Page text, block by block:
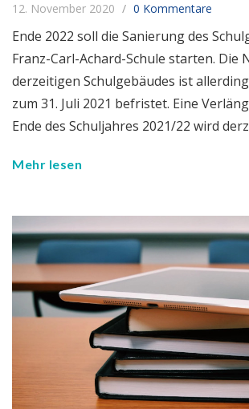
12. November 2020 0 Kommentare
Ende 2022 soll die Sanierung des
Franz-Carl-Achard-Schule starten. Die
derzeitigen Schulgebäudes ist
zum 31. Juli 2021 befristet. Eine
Ende des Schuljahres 2021/22 wird
Mehr lesen